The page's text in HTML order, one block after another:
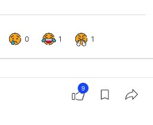
0 1 1
9